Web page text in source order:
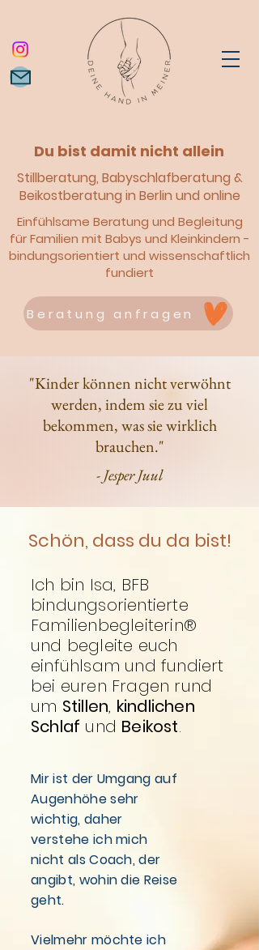
Du bist damit nicht allein
Stillberatung, Babyschlafberatung &
Beikostberatung in Berlin und online
Einfühlsame Beratung und Begleitung
für Familien mit Babys und Kleinkindern -
bindungsorientiert und wissenschaftlich
fundiert
Beratung anfragen
Schön, dass du da bist!
Ich bin Isa, BFB
bindungsorientierte
Familienbegleiterin®
und begleite euch
einfühlsam und fundiert
bei euren Fragen rund
um Stillen, kindlichen
Schlaf und Beikost.
Mir ist der Umgang auf
Augenhöhe sehr
wichtig, daher
verstehe ich mich
nicht als Coach, der
angibt, wohin die Reise
geht.
Vielmehr möchte ich
"Kinder können nicht verwöhnt
werden, indem sie zu viel
bekommen, was sie wirklich
brauchen."
- Jesper Juul